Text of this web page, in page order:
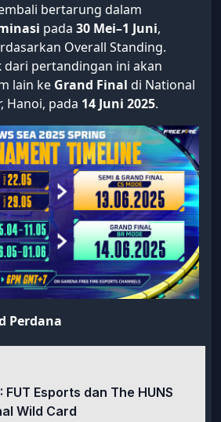
bertarung dalam
pada 30 Mei–1 Juni,
Overall Standing.
dari pertandingan ini akan
lain ke Grand Final di National
Hanoi, pada 14 Juni 2025.
Perdana
FUT Esports dan The HUNS
Wild Card